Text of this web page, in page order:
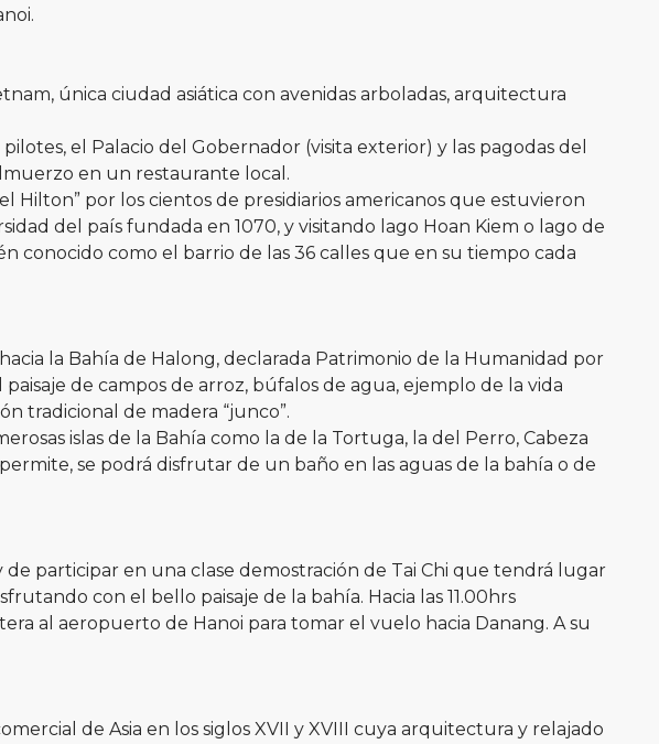
única ciudad asiática con avenidas arboladas, arquitectura
el Palacio del Gobernador (visita exterior) y las pagodas del
en un restaurante local.
Hilton” por los cientos de presidiarios americanos que estuvieron
del país fundada en 1070, y visitando lago Hoan Kiem o lago de
conocido como el barrio de las 36 calles que en su tiempo cada
la Bahía de Halong, declarada Patrimonio de la Humanidad por
de campos de arroz, búfalos de agua, ejemplo de la vida
tradicional de madera “junco”.
islas de la Bahía como la de la Tortuga, la del Perro, Cabeza
se podrá disfrutar de un baño en las aguas de la bahía o de
participar en una clase demostración de Tai Chi que tendrá lugar
con el bello paisaje de la bahía. Hacia las 11.00hrs
al aeropuerto de Hanoi para tomar el vuelo hacia Danang. A su
de Asia en los siglos XVII y XVIII cuya arquitectura y relajado